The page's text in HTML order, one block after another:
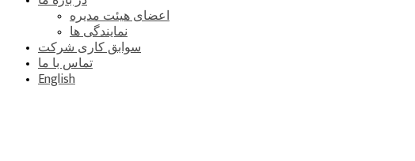
اعضای هیئت مدیره
نمایندگی ها
سوابق کاری شرکت
تماس با ما
English